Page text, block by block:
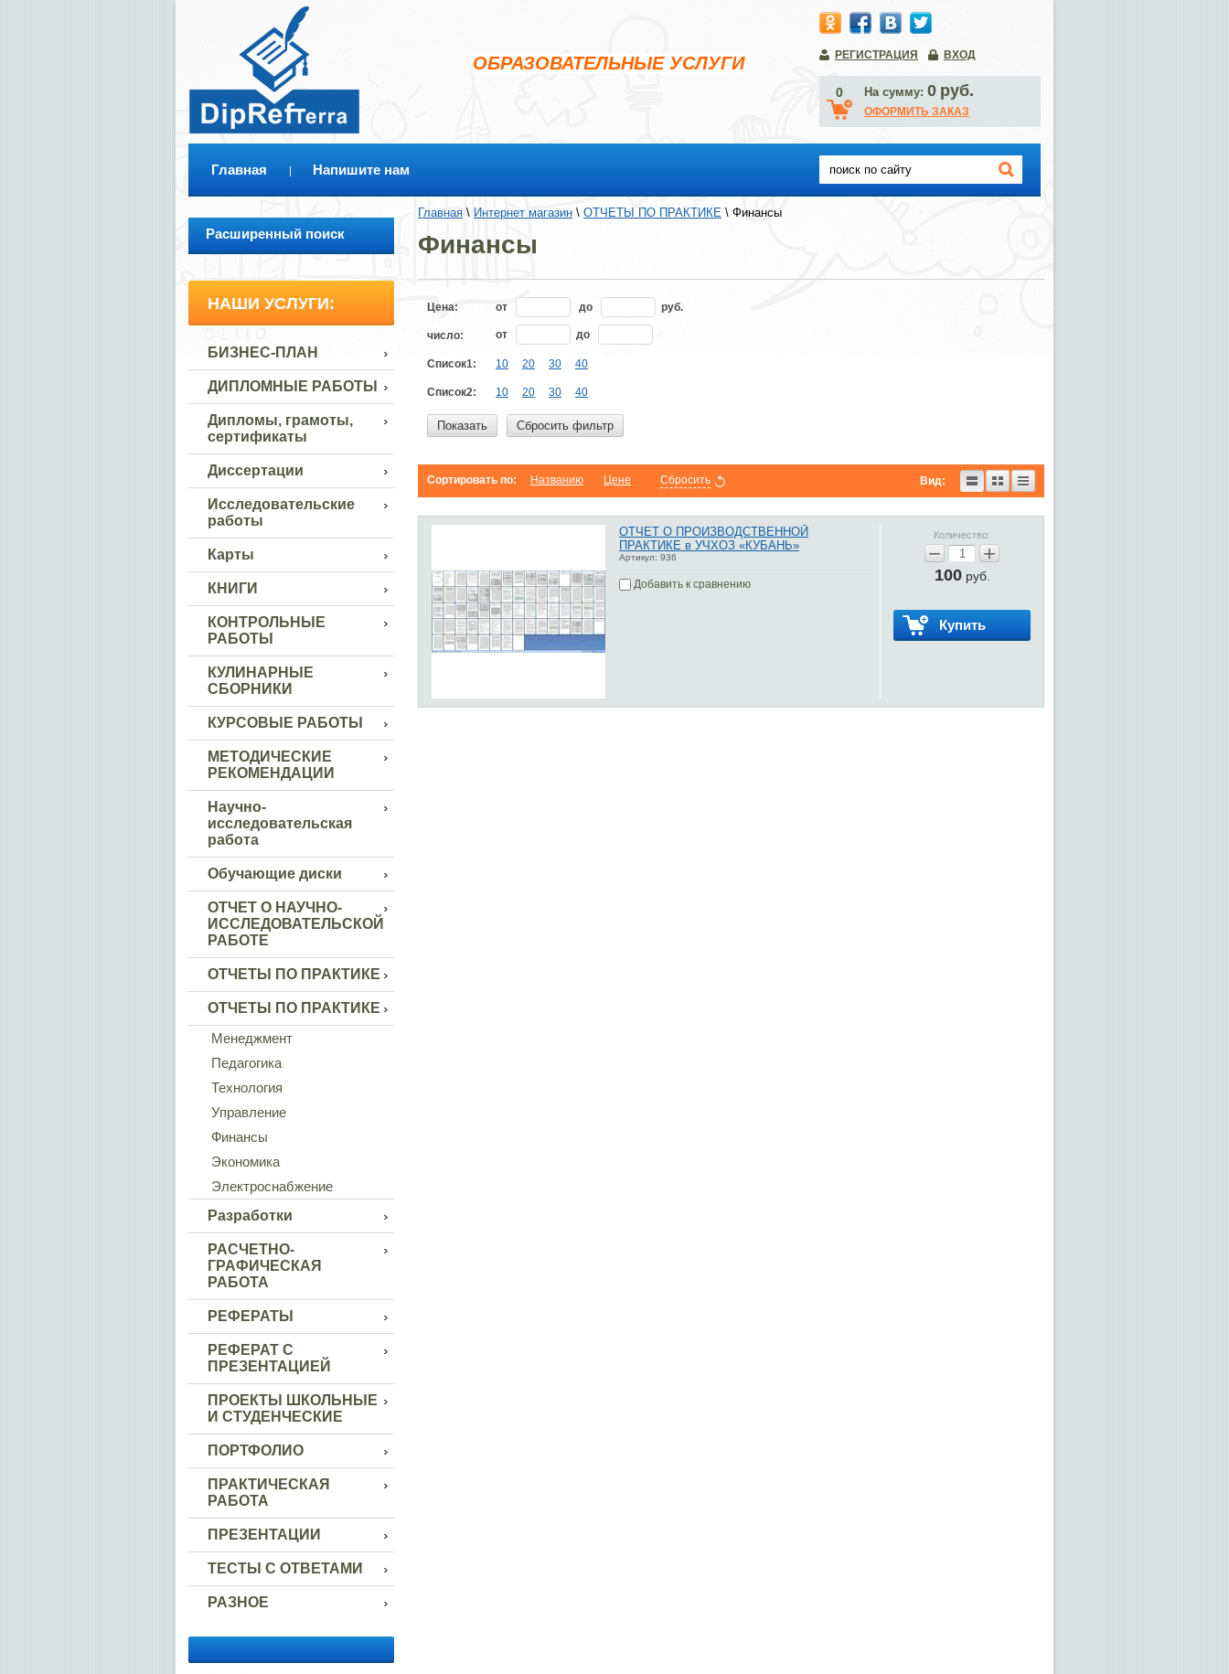
ОБРАЗОВАТЕЛЬНЫЕ УСЛУГИ РЕГИСТРАЦИЯ ВХОД
0 На сумму: 0 руб.
ОФОРМИТЬ ЗАКАЗ
Главная Напишите нам
Расширенный поиск
НАШИ УСЛУГИ:
БИЗНЕС-ПЛАН
ДИПЛОМНЫЕ РАБОТЫ
Дипломы, грамоты,
сертификаты
Диссертации
Исследовательские
работы
Карты
КНИГИ
КОНТРОЛЬНЫЕ
РАБОТЫ
КУЛИНАРНЫЕ
СБОРНИКИ
КУРСОВЫЕ РАБОТЫ
МЕТОДИЧЕСКИЕ
РЕКОМЕНДАЦИИ
Научно-
исследовательская
работа
Обучающие диски
ОТЧЕТ О НАУЧНО-
ИССЛЕДОВАТЕЛЬСКОЙ
РАБОТЕ
ОТЧЕТЫ ПО ПРАКТИКЕ
ОТЧЕТЫ ПО ПРАКТИКЕ
Менеджмент
Педагогика
Технология
Управление
Финансы
Экономика
Электроснабжение
Разработки
РАСЧЕТНО-
ГРАФИЧЕСКАЯ
РАБОТА
РЕФЕРАТЫ
РЕФЕРАТ С
ПРЕЗЕНТАЦИЕЙ
ПРОЕКТЫ ШКОЛЬНЫЕ
И СТУДЕНЧЕСКИЕ
ПОРТФОЛИО
ПРАКТИЧЕСКАЯ
РАБОТА
ПРЕЗЕНТАЦИИ
ТЕСТЫ С ОТВЕТАМИ
РАЗНОЕ
Главная \ Интернет магазин \ ОТЧЕТЫ ПО ПРАКТИКЕ \ Финансы
Финансы
Цена: от до руб.
число: от до
Список1: 10 20 30 40
Список2: 10 20 30 40
Показать Сбросить фильтр
Сортировать по: Названию Цене Сбросить Вид:
Количество:
− +
100руб.
Купить
ОТЧЕТ О ПРОИЗВОДСТВЕННОЙ
ПРАКТИКЕ в УЧХОЗ «КУБАНЬ»
Артикул: 936
Добавить к сравнению